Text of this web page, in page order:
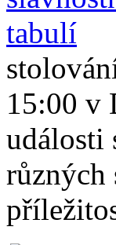
15:00 v
události
různých